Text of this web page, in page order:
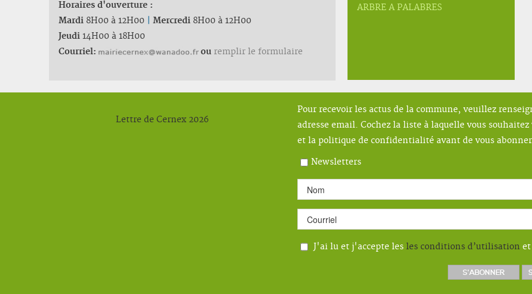
Horaires d'ouverture :
Mardi 8H00 à 12H00 Mercredi 8H00 à 12H00
Jeudi 14H00 à 18H00
Courriel:
ou remplir le formulaire
ARBRE A PALABRES
Lettre de Cernex 2026
Pour recevoir les actus de la commune, veuillez
adresse email. Cochez la liste à laquelle vous
et la politique de confidentialité avant de vous
Newsletters
J'ai lu et j'accepte les les conditions d’utilisation